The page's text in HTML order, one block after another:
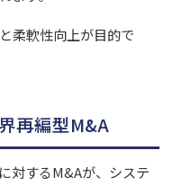
柔軟性向上が目的で
再編型M&A
対するM&Aが、システ